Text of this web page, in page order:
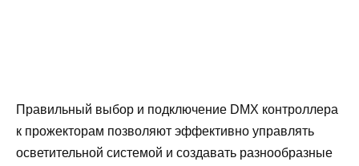
Правильный выбор и подключение DMX контроллера
к прожекторам позволяют эффективно управлять
осветительной системой и создавать разнообразные